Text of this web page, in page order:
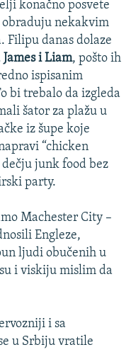
konačno posvete
obraduju nekakvim
Filipu danas dolaze
i Liam, pošto ih
ispisanim
bi trebalo da izgleda
šator za plažu u
iz šupe koje
“chicken
junk food bez
party.
Machester City –
Engleze,
ljudi obučenih u
i viskiju mislim da
i sa
u Srbiju vratile